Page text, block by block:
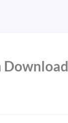
Download